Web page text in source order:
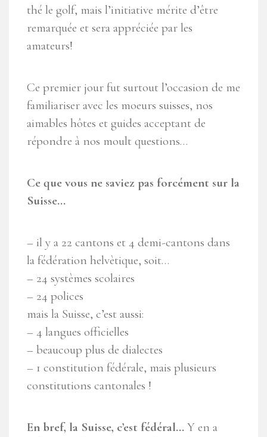
thé le golf, mais l’initiative mérite d’être
remarquée et sera appréciée par les
amateurs!
Ce premier jour fut surtout l’occasion de me
familiariser avec les moeurs suisses, nos
aimables hôtes et guides acceptant de
répondre à nos moult questions…
Ce que vous ne saviez pas forcément sur la
Suisse…
– il y a 22 cantons et 4 demi-cantons dans
la fédération helvètique, soit…
– 24 systèmes scolaires
– 24 polices
mais la Suisse, c’est aussi:
– 4 langues officielles
– beaucoup plus de dialectes
– 1 constitution fédérale, mais plusieurs
constitutions cantonales !
En bref, la Suisse, c’est fédéral… Y en a